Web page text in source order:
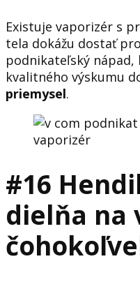
Existuje vaporizér s
tela dokážu dostať
podnikateľský
kvalitného výskumu
priemysel.
#16
dielňa na